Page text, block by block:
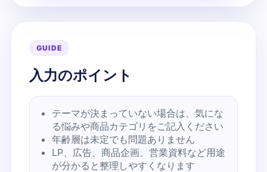
GUIDE
入力のポイント
テーマが決まっていない場合は、気にな
る悩みや商品カテゴリをご記入ください
年齢層は未定でも問題ありません
LP、広告、商品企画、営業資料など用途
が分かると整理しやすくなります